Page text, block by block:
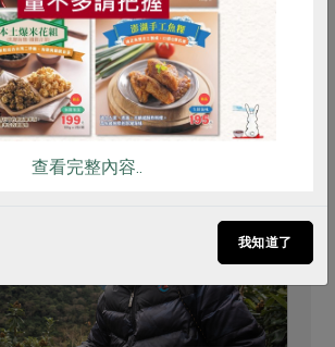
推薦閱讀
查看完整內容..
我知道了